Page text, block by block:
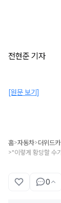
전현준 기자
[원문 보기]
홈>자동차>더위드카
>
0